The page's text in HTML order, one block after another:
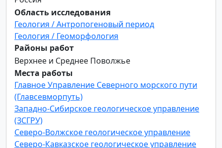
Область исследования
Геология / Антропогеновый период
Геология / Геоморфология
Районы работ
Верхнее и Среднее Поволжье
Места работы
Главное Управление Северного морского пути
(Главсевморпуть)
Западно-Сибирское геологическое управление
(ЗСГРУ)
Северо-Волжское геологическое управление
Северо-Кавказское геологическое управление